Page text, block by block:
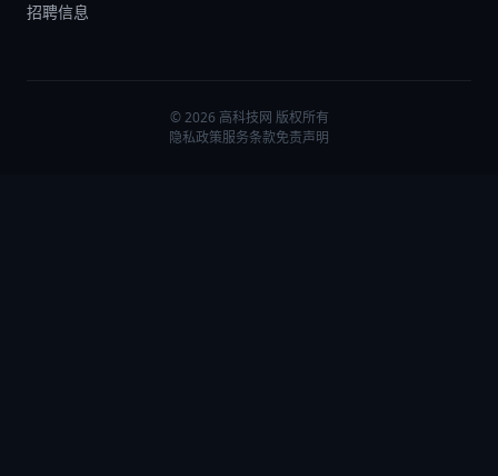
招聘信息
© 2026 高科技网 版权所有
隐私政策服务条款免责声明